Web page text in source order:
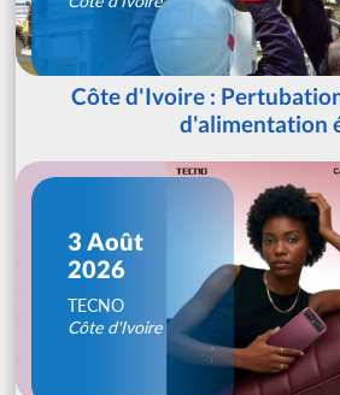
Côte d'Ivoire :
d'alimentation
3 Août
2026
TECNO
Côte d'Ivoire